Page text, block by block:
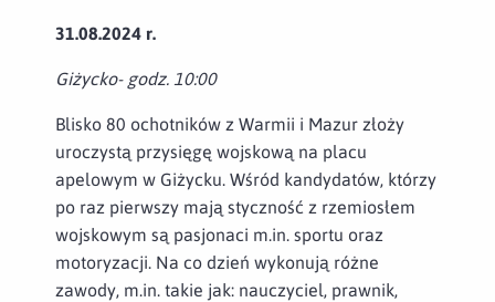
31.08.2024 r.
Giżycko- godz. 10:00
Blisko 80 ochotników z Warmii i Mazur złoży
uroczystą przysięgę wojskową na placu
apelowym w Giżycku. Wśród kandydatów, którzy
po raz pierwszy mają styczność z rzemiosłem
wojskowym są pasjonaci m.in. sportu oraz
motoryzacji. Na co dzień wykonują różne
zawody, m.in. takie jak: nauczyciel, prawnik,